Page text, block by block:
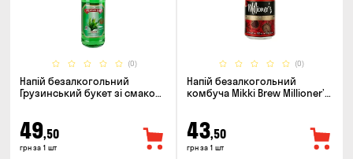
(0)
Напій безалкогольний
Грузинський букет зі смаком
49,50
грн за 1 шт
(0)
Напій безалкогольний
комбуча Mikki Brew Millioner’s
43,50
грн за 1 шт